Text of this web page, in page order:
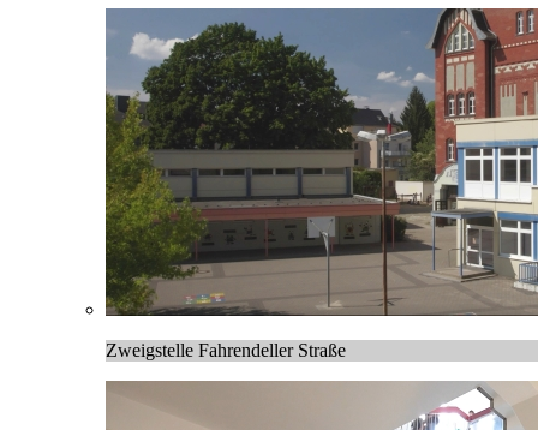
Zweigstelle Fahrendeller Straße